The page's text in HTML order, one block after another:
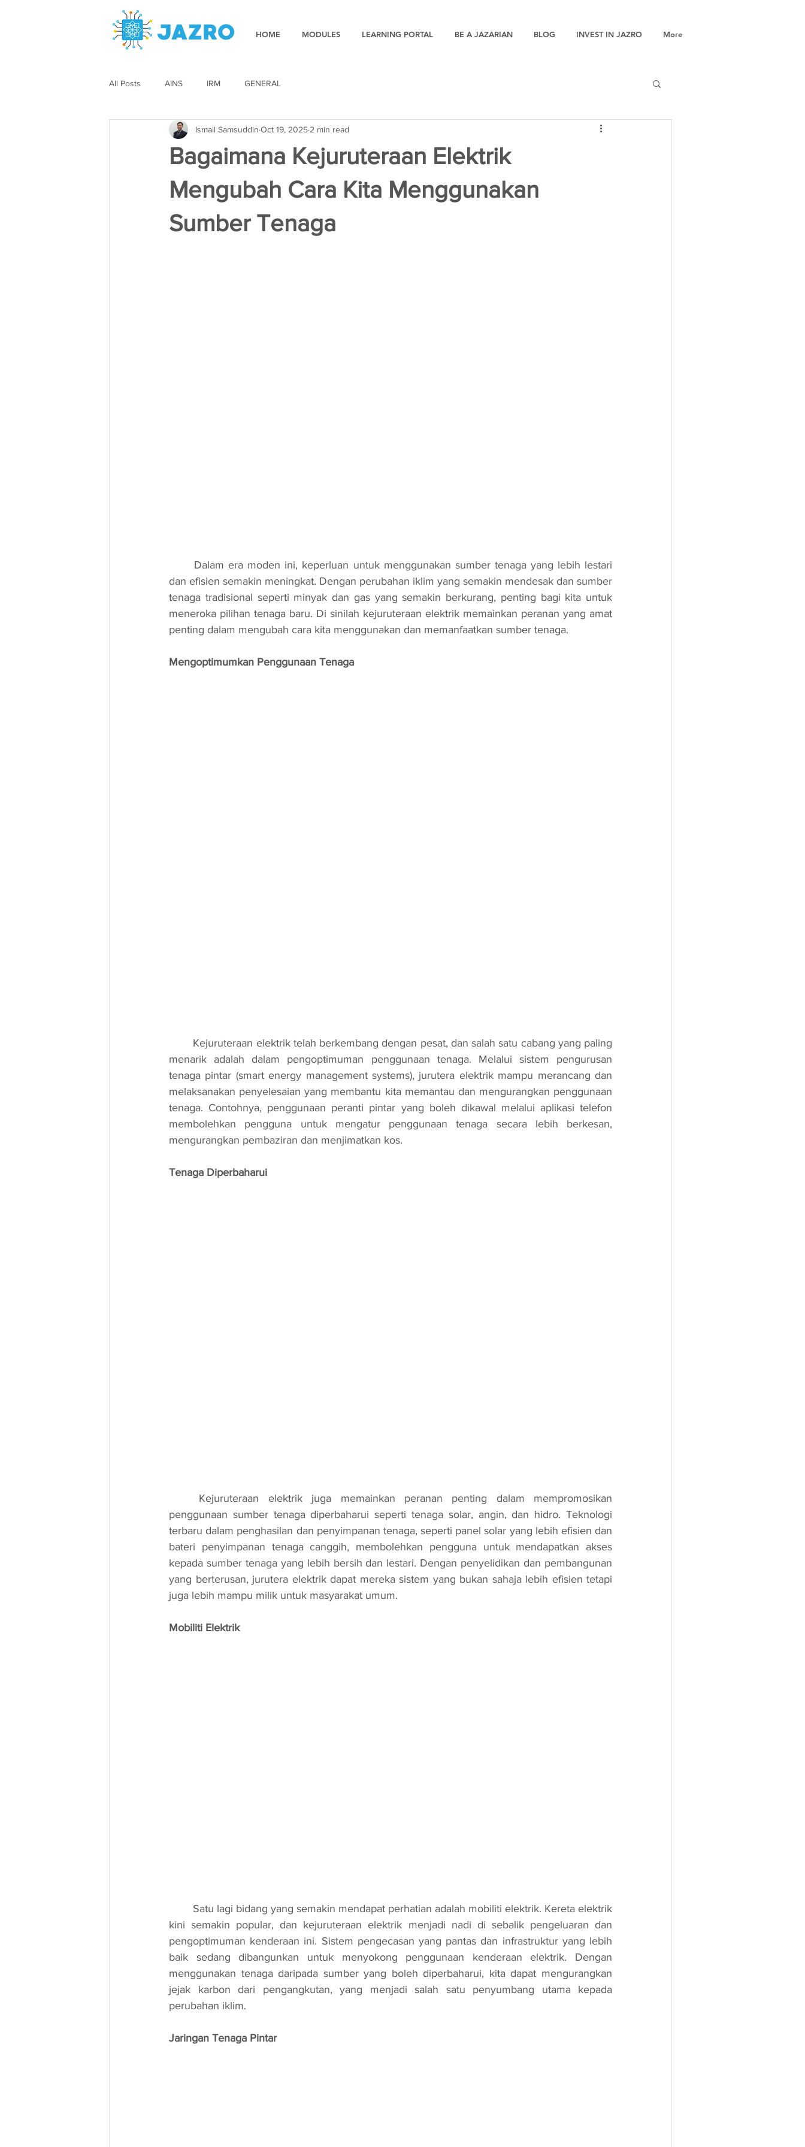
HOME MODULES LEARNING PORTAL BE A JAZARIAN BLOG INVEST IN JAZRO More
All Posts AINS IRM GENERAL
Bagaimana Kejuruteraan Elektrik
Mengubah Cara Kita Menggunakan
Sumber Tenaga
Ismail Samsuddin Oct 19, 2025 2 min read
dan efisien semakin meningkat. Dengan perubahan iklim yang semakin mendesak dan sumber
tenaga tradisional seperti minyak dan gas yang semakin berkurang, penting bagi kita untuk
meneroka pilihan tenaga baru. Di sinilah kejuruteraan elektrik memainkan peranan yang amat
penting dalam mengubah cara kita menggunakan dan memanfaatkan sumber tenaga.
Mengoptimumkan Penggunaan Tenaga
menarik adalah dalam pengoptimuman penggunaan tenaga. Melalui sistem pengurusan
tenaga pintar (smart energy management systems), jurutera elektrik mampu merancang dan
melaksanakan penyelesaian yang membantu kita memantau dan mengurangkan penggunaan
tenaga. Contohnya, penggunaan peranti pintar yang boleh dikawal melalui aplikasi telefon
membolehkan pengguna untuk mengatur penggunaan tenaga secara lebih berkesan,
mengurangkan pembaziran dan menjimatkan kos.
Tenaga Diperbaharui
penggunaan sumber tenaga diperbaharui seperti tenaga solar, angin, dan hidro. Teknologi
terbaru dalam penghasilan dan penyimpanan tenaga, seperti panel solar yang lebih efisien dan
bateri penyimpanan tenaga canggih, membolehkan pengguna untuk mendapatkan akses
kepada sumber tenaga yang lebih bersih dan lestari. Dengan penyelidikan dan pembangunan
yang berterusan, jurutera elektrik dapat mereka sistem yang bukan sahaja lebih efisien tetapi
juga lebih mampu milik untuk masyarakat umum.
Mobiliti Elektrik
kini semakin popular, dan kejuruteraan elektrik menjadi nadi di sebalik pengeluaran dan
pengoptimuman kenderaan ini. Sistem pengecasan yang pantas dan infrastruktur yang lebih
baik sedang dibangunkan untuk menyokong penggunaan kenderaan elektrik. Dengan
menggunakan tenaga daripada sumber yang boleh diperbaharui, kita dapat mengurangkan
jejak karbon dari pengangkutan, yang menjadi salah satu penyumbang utama kepada
perubahan iklim.
Jaringan Tenaga Pintar